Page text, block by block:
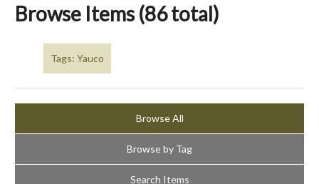
Browse Items (86 total)
Tags: Yauco
Browse All
Browse by Tag
Search Items